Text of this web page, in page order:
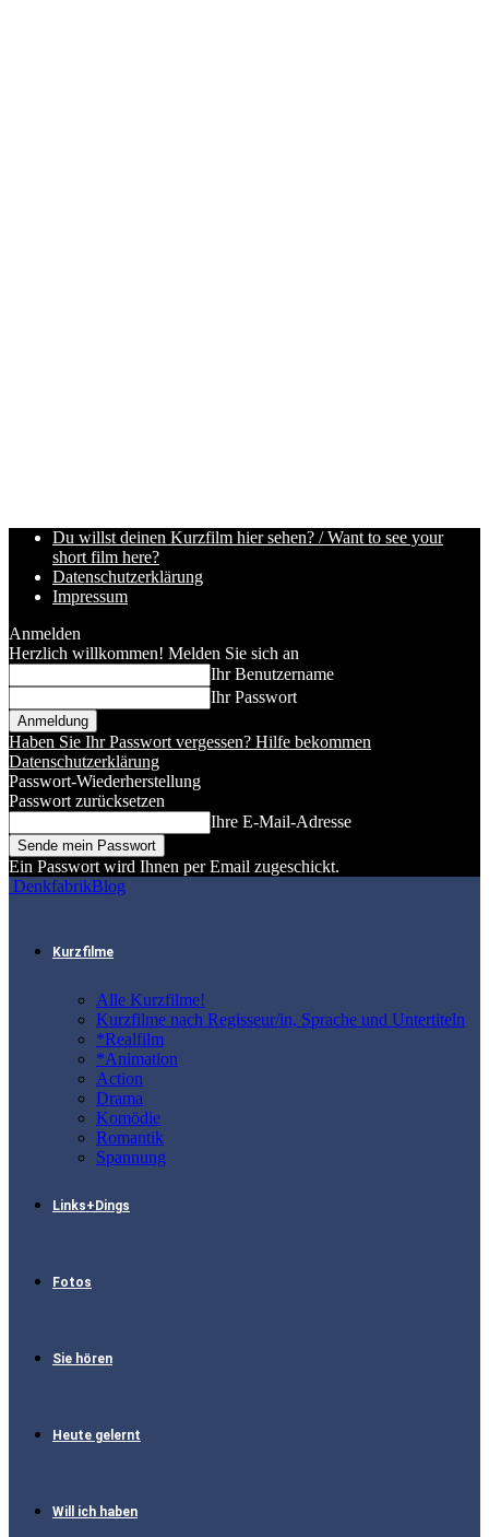
Du willst deinen Kurzfilm hier sehen? / Want to see your
short film here?
Datenschutzerklärung
Impressum
Anmelden
Herzlich willkommen! Melden Sie sich an
Ihr Benutzername
Ihr Passwort
Haben Sie Ihr Passwort vergessen? Hilfe bekommen
Datenschutzerklärung
Passwort-Wiederherstellung
Passwort zurücksetzen
Ihre E-Mail-Adresse
Ein Passwort wird Ihnen per Email zugeschickt.
DenkfabrikBlog
Kurzfilme
Alle Kurzfilme!
Kurzfilme nach Regisseur/in, Sprache und Untertiteln
*Realfilm
*Animation
Action
Drama
Komödie
Romantik
Spannung
Links+Dings
Fotos
Sie hören
Heute gelernt
Will ich haben